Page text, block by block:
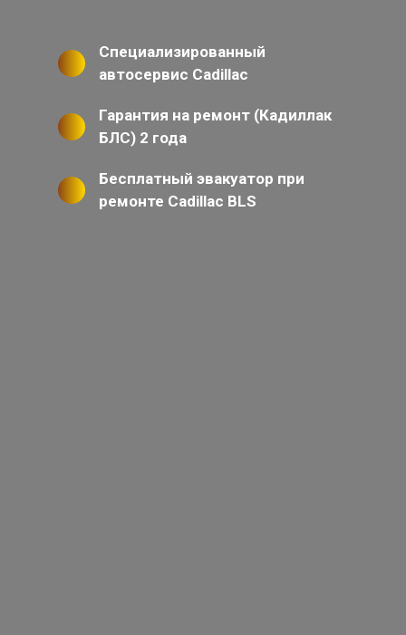
Специализированный
автосервис Cadillac
Гарантия на ремонт (Кадиллак
БЛС) 2 года
Бесплатный эвакуатор при
ремонте Cadillac BLS